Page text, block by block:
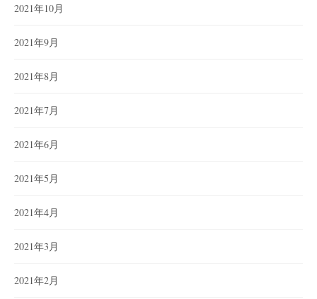
2021年10月
2021年9月
2021年8月
2021年7月
2021年6月
2021年5月
2021年4月
2021年3月
2021年2月